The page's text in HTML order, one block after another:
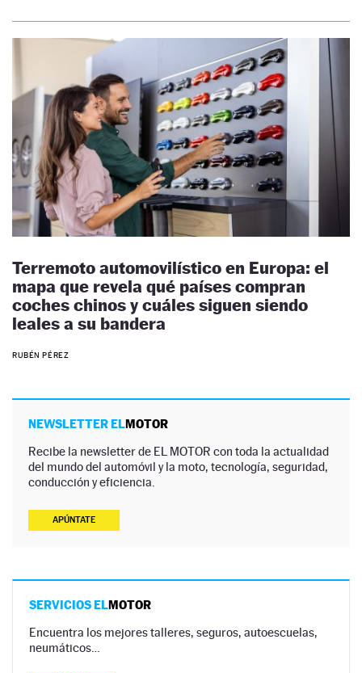
Terremoto automovilístico en Europa: el
mapa que revela qué países compran
coches chinos y cuáles siguen siendo
leales a su bandera
RUBÉN PÉREZ
NEWSLETTER ELMOTOR
Recibe la newsletter de EL MOTOR con toda la actualidad
del mundo del automóvil y la moto, tecnología, seguridad,
conducción y eficiencia.
APÚNTATE
SERVICIOS ELMOTOR
Encuentra los mejores talleres, seguros, autoescuelas,
neumáticos…